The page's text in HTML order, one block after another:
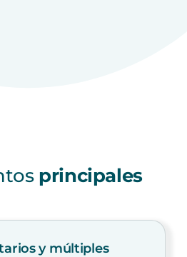
principales
y múltiples